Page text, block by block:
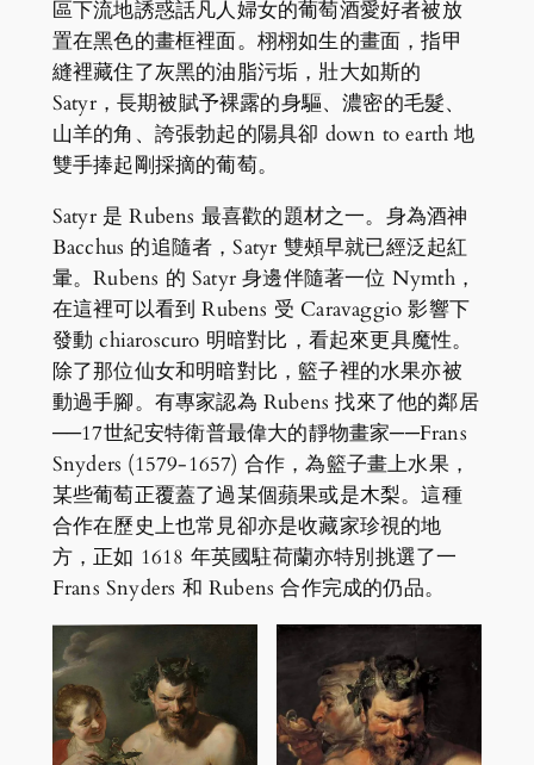
區下流地誘惑話凡人婦女的葡萄酒愛好者被放
置在黑色的畫框裡面。栩栩如生的畫面，指甲
縫裡藏住了灰黑的油脂污垢，壯大如斯的
Satyr，長期被賦予裸露的身驅、濃密的毛髮、
山羊的角、誇張勃起的陽具卻 down to earth 地
雙手捧起剛採摘的葡萄。
Satyr 是 Rubens 最喜歡的題材之一。身為酒神
Bacchus 的追隨者，Satyr 雙頰早就已經泛起紅
暈。Rubens 的 Satyr 身邊伴隨著一位 Nymth，
在這裡可以看到 Rubens 受 Caravaggio 影響下
發動 chiaroscuro 明暗對比，看起來更具魔性。
除了那位仙女和明暗對比，籃子裡的水果亦被
動過手腳。有專家認為 Rubens 找來了他的鄰居
──17世紀安特衛普最偉大的靜物畫家──Frans
Snyders (1579-1657) 合作，為籃子畫上水果，
某些葡萄正覆蓋了過某個蘋果或是木梨。這種
合作在歷史上也常見卻亦是收藏家珍視的地
方，正如 1618 年英國駐荷蘭亦特別挑選了一
Frans Snyders 和 Rubens 合作完成的仍品。